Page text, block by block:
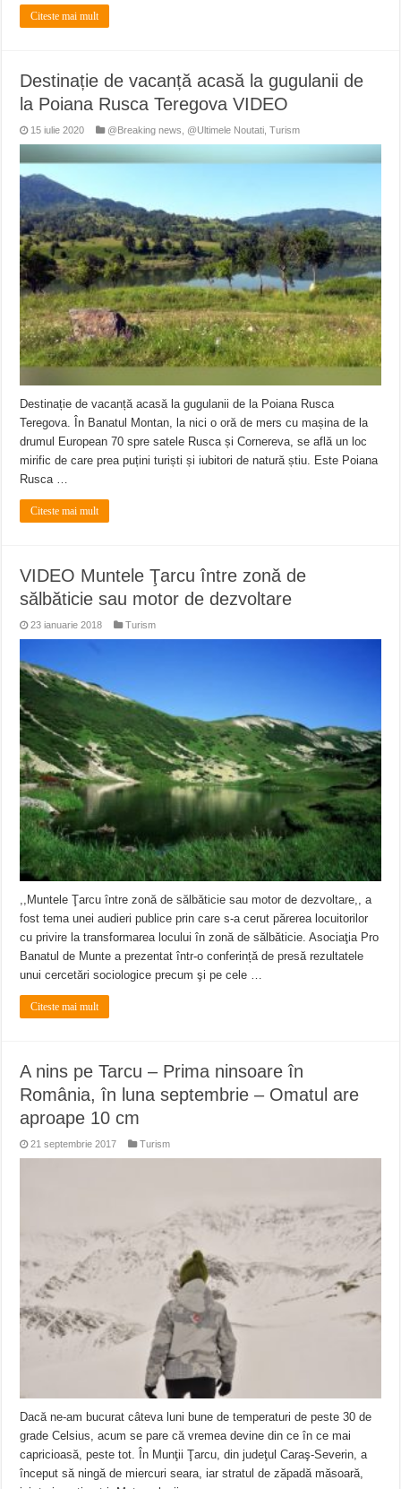
Citeste mai mult
Destinație de vacanță acasă la gugulanii de
la Poiana Rusca Teregova VIDEO
15 iulie 2020 @Breaking news @Ultimele Noutati ,Turism
Destinație de vacanță acasă la gugulanii de la Poiana Rusca
Teregova. În Banatul Montan, la nici o oră de mers cu mașina de la
drumul European 70 spre satele Rusca și Cornereva, se află un loc
mirific de care prea puțini turiști și iubitori de natură știu. Este Poiana
Rusca …
Citeste mai mult
VIDEO Muntele Ţarcu între zonă de
sălbăticie sau motor de dezvoltare
23 ianuarie 2018 Turism
,,Muntele Ţarcu între zonă de sălbăticie sau motor de dezvoltare,, a
fost tema unei audieri publice prin care s-a cerut părerea locuitorilor
cu privire la transformarea locului în zonă de sălbăticie. Asociaţia Pro
Banatul de Munte a prezentat într-o conferință de presă rezultatele
unui cercetări sociologice precum şi pe cele …
Citeste mai mult
A nins pe Tarcu – Prima ninsoare în
România, în luna septembrie – Omatul are
aproape 10 cm
21 septembrie 2017 Turism
Dacă ne-am bucurat câteva luni bune de temperaturi de peste 30 de
grade Celsius, acum se pare că vremea devine din ce în ce mai
capricioasă, peste tot. În Munţii Ţarcu, din judeţul Caraş-Severin, a
început să ningă de miercuri seara, iar stratul de zăpadă măsoară,